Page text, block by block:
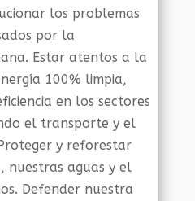
los problemas
por la
Estar atentos a la
100% limpia,
en los sectores
el transporte y el
y reforestar
nuestras aguas y el
Defender nuestra